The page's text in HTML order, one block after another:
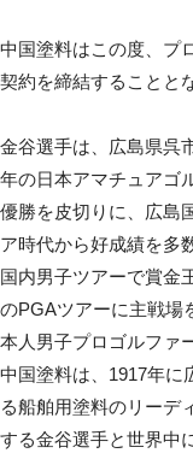
中国塗料はこの度、プ
契約を締結することと
金谷選手は、広島県呉
年の日本アマチュアゴ
優勝を皮切りに、広島
ア時代から好成績を多
国内男子ツアーで賞金
のPGAツアーに主戦場
本人男子プロゴルファ
中国塗料は、1917年に
る船舶用塗料のリーデ
する金谷選手と世界中